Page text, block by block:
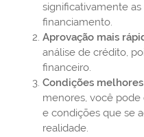
significativamente
financiamento.
Aprovação mais
análise de crédito,
financeiro.
Condições
menores, você pode
e condições que se
realidade.